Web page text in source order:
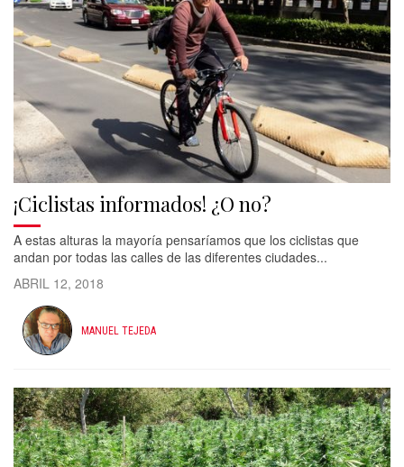
¡Ciclistas informados! ¿O no?
A estas alturas la mayoría pensaríamos que los ciclistas que
andan por todas las calles de las diferentes ciudades...
ABRIL 12, 2018
MANUEL TEJEDA